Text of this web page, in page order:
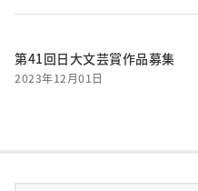
第41回日大文芸賞作品募集
2023年12月01日